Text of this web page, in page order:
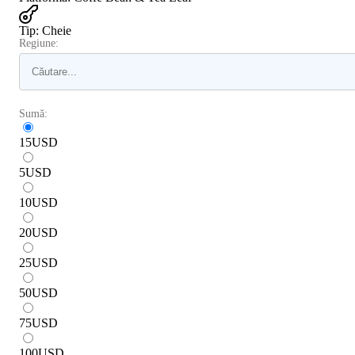
Tip: Cheie
Regiune:
Sumă:
15USD
5USD
10USD
20USD
25USD
50USD
75USD